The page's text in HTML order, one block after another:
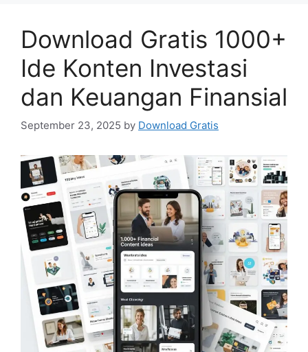
Download Gratis 1000+
Ide Konten Investasi
dan Keuangan Finansial
September 23, 2025 by Download Gratis